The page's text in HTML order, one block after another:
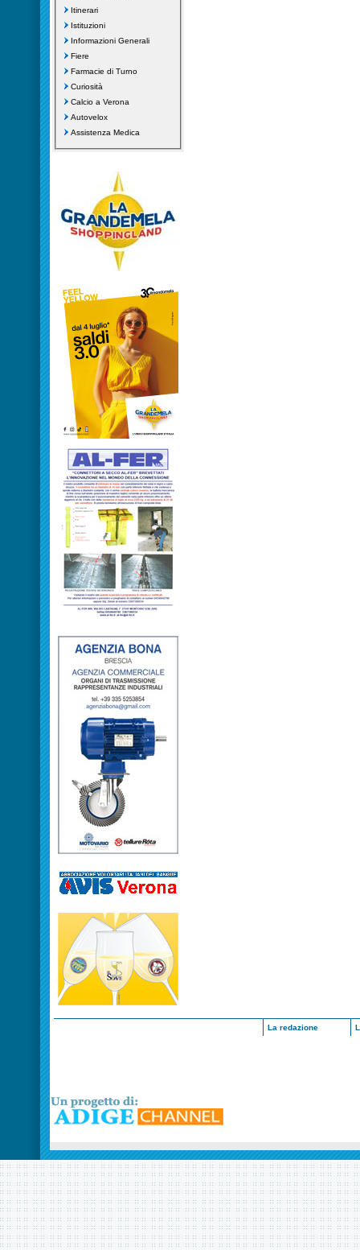
Itinerari
Istituzioni
Informazioni Generali
Fiere
Farmacie di Turno
Curiosità
Calcio a Verona
Autovelox
Assistenza Medica
La redazione